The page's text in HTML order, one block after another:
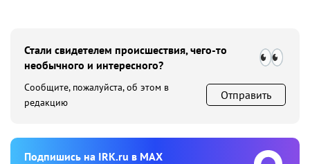
Стали свидетелем происшествия, чего-то
необычного и интересного?
Сообщите, пожалуйста, об этом в
редакцию
Отправить
Подпишиcь на IRK.ru в MAX